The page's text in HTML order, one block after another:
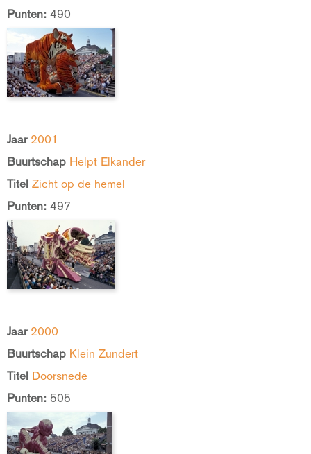
Punten: 490
Jaar 2001
Buurtschap Helpt Elkander
Titel Zicht op de hemel
Punten: 497
Jaar 2000
Buurtschap Klein Zundert
Titel Doorsnede
Punten: 505